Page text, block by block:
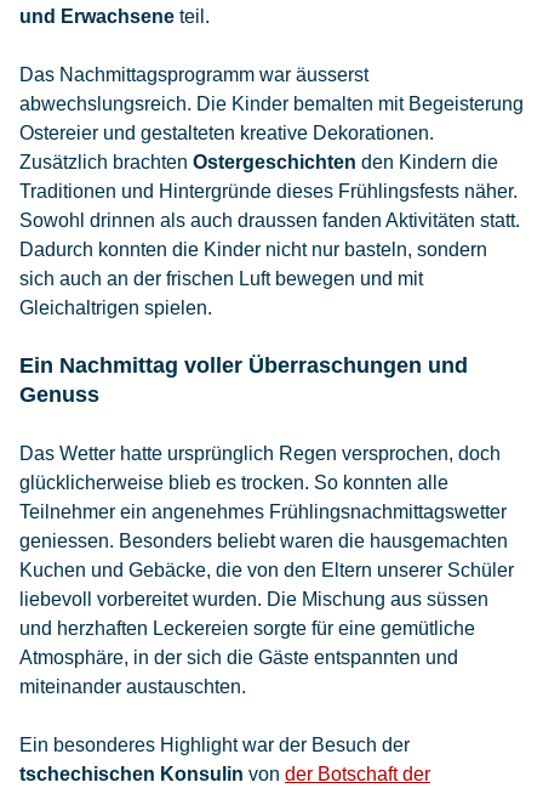
und Erwachsene teil.
Das Nachmittagsprogramm war äusserst
abwechslungsreich. Die Kinder bemalten mit Begeisterung
Ostereier und gestalteten kreative Dekorationen.
Zusätzlich brachten Ostergeschichten den Kindern die
Traditionen und Hintergründe dieses Frühlingsfests näher.
Sowohl drinnen als auch draussen fanden Aktivitäten statt.
Dadurch konnten die Kinder nicht nur basteln, sondern
sich auch an der frischen Luft bewegen und mit
Gleichaltrigen spielen.
Ein Nachmittag voller Überraschungen und
Genuss
Das Wetter hatte ursprünglich Regen versprochen, doch
glücklicherweise blieb es trocken. So konnten alle
Teilnehmer ein angenehmes Frühlingsnachmittagswetter
geniessen. Besonders beliebt waren die hausgemachten
Kuchen und Gebäcke, die von den Eltern unserer Schüler
liebevoll vorbereitet wurden. Die Mischung aus süssen
und herzhaften Leckereien sorgte für eine gemütliche
Atmosphäre, in der sich die Gäste entspannten und
miteinander austauschten.
Ein besonderes Highlight war der Besuch der
tschechischen Konsulin von der Botschaft der